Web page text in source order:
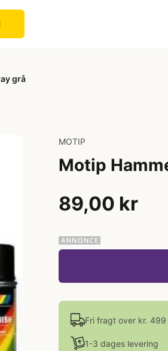
grå
MOTIP
Motip
89,00 kr
Fri fragt over kr. 499
1-3 dages levering